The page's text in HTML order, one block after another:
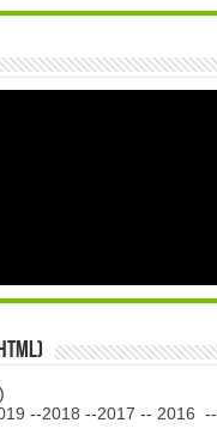
--2018 --2017 -- 2016 --